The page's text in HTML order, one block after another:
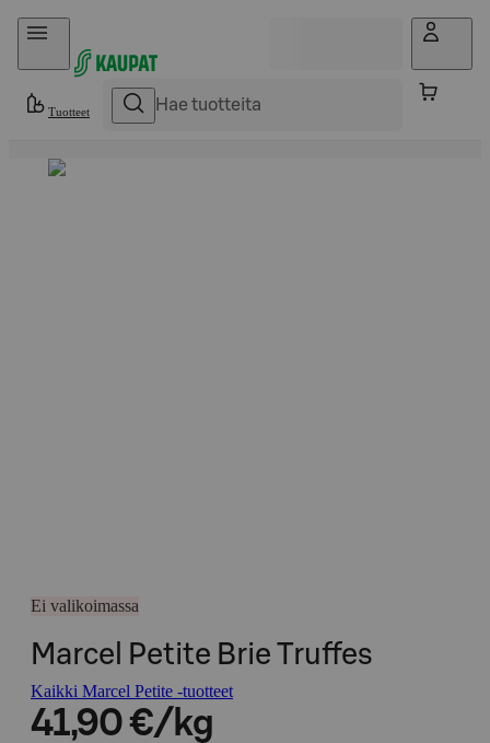
Hyppää sisältöön
Tuotteet
Ei valikoimassa
Marcel Petite Brie Truffes
Kaikki Marcel Petite -tuotteet
41,90 €/kg